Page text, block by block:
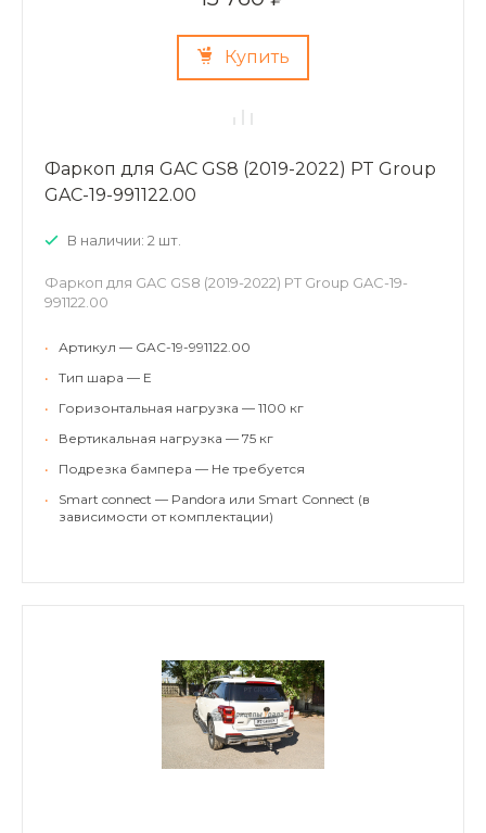
Купить
Фаркоп для GAC GS8 (2019-2022) PT Group
GAC-19-991122.00
В наличии: 2 шт.
Фаркоп для GAC GS8 (2019-2022) PT Group GAC-19-
991122.00
•
Артикул — GAC-19-991122.00
•
Тип шара — E
•
Горизонтальная нагрузка — 1100 кг
•
Вертикальная нагрузка — 75 кг
•
Подрезка бампера — Не требуется
•
Smart connect — Pandora или Smart Connect (в
зависимости от комплектации)